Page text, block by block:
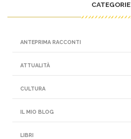
CATEGORIE
ANTEPRIMA RACCONTI
ATTUALITÀ
CULTURA
IL MIO BLOG
LIBRI